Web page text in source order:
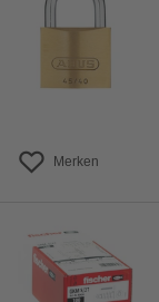
Merken